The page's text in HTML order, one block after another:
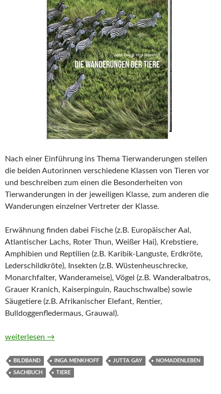
Nach einer Einführung ins Thema Tierwanderungen stellen
die beiden Autorinnen verschiedene Klassen von Tieren vor
und beschreiben zum einen die Besonderheiten von
Tierwanderungen in der jeweiligen Klasse, zum anderen die
Wanderungen einzelner Vertreter der Klasse.
Erwähnung finden dabei Fische (z.B. Europäischer Aal,
Atlantischer Lachs, Roter Thun, Weißer Hai), Krebstiere,
Amphibien und Reptilien (z.B. Karibik-Languste, Erdkröte,
Lederschildkröte), Insekten (z.B. Wüstenheuschrecke,
Monarchfalter, Wanderameise), Vögel (z.B. Wanderalbatros,
Grauer Kranich, Kaiserpinguin, Rauchschwalbe) sowie
Säugetiere (z.B. Afrikanischer Elefant, Rentier,
Bulldoggenfledermaus, Grauwal).
Die Wanderungen der Tiere von Jutta Gay und Inga Menkhoff
weiterlesen →
BILDBAND INGA MENKHOFF JUTTA GAY NOMADENLEBEN
SACHBUCH TIERE